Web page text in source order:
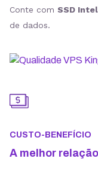
Conte com SSD Intel
de dados.
CUSTO-BENEFÍCIO
A melhor